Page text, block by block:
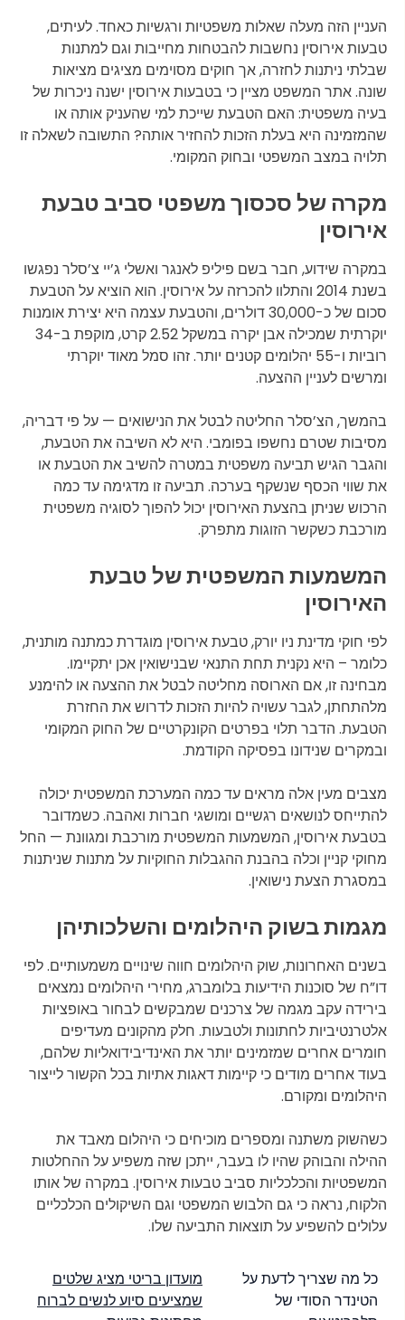
העניין הזה מעלה שאלות משפטיות ורגשיות כאחד. לעיתים,
טבעות אירוסין נחשבות להבטחות מחייבות וגם למתנות
שבלתי ניתנות לחזרה, אך חוקים מסוימים מציגים מציאות
שונה. אתר המשפט מציין כי בטבעות אירוסין ישנה ניכרות של
בעיה משפטית: האם הטבעת שייכת למי שהעניק אותה או
שהמזמינה היא בעלת הזכות להחזיר אותה? התשובה לשאלה זו
תלויה במצב המשפטי ובחוק המקומי.
מקרה של סכסוך משפטי סביב טבעת
אירוסין
במקרה שידוע, חבר בשם פיליפ לאנגר ואשלי ג’יי צ’סלר נפגשו
בשנת 2014 והתלוו להכרזה על אירוסין. הוא הוציא על הטבעת
סכום של כ-30,000 דולרים, והטבעת עצמה היא יצירת אומנות
יוקרתית שמכילה אבן יקרה במשקל 2.52 קרט, מוקפת ב-34
רוביות ו-55 יהלומים קטנים יותר. זהו סמל מאוד יוקרתי
ומרשים לעניין ההצעה.
בהמשך, הצ’סלר החליטה לבטל את הנישואים — על פי דבריה,
מסיבות שטרם נחשפו בפומבי. היא לא השיבה את הטבעת,
והגבר הגיש תביעה משפטית במטרה להשיב את הטבעת או
את שווי הכסף שנשקף בערכה. תביעה זו מדגימה עד כמה
הרכוש שניתן בהצעת האירוסין יכול להפוך לסוגיה משפטית
מורכבת כשקשר הזוגות מתפרק.
המשמעות המשפטית של טבעת
האירוסין
לפי חוקי מדינת ניו יורק, טבעת אירוסין מוגדרת כמתנה מותנית,
כלומר – היא נקנית תחת התנאי שבנישואין אכן יתקיימו.
מבחינה זו, אם הארוסה מחליטה לבטל את ההצעה או להימנע
מלהתחתן, לגבר עשויה להיות הזכות לדרוש את החזרת
הטבעת. הדבר תלוי בפרטים הקונקרטיים של החוק המקומי
ובמקרים שנידונו בפסיקה הקודמת.
מצבים מעין אלה מראים עד כמה המערכת המשפטית יכולה
להתייחס לנושאים רגשיים ומושגי חברות ואהבה. כשמדובר
בטבעת אירוסין, המשמעות המשפטית מורכבת ומגוונת — החל
מחוקי קניין וכלה בהבנת ההגבלות החוקיות על מתנות שניתנות
במסגרת הצעת נישואין.
מגמות בשוק היהלומים והשלכותיהן
בשנים האחרונות, שוק היהלומים חווה שינויים משמעותיים. לפי
דו”ח של סוכנות הידיעות בלומברג, מחירי היהלומים נמצאים
בירידה עקב מגמה של צרכנים שמבקשים לבחור באופציות
אלטרנטיביות לחתונות ולטבעות. חלק מהקונים מעדיפים
חומרים אחרים שמזמינים יותר את האינדיבידואליות שלהם,
בעוד אחרים מודים כי קיימות דאגות אתיות בכל הקשור לייצור
היהלומים ומקורם.
כשהשוק משתנה ומספרים מוכיחים כי היהלום מאבד את
ההילה והבוהק שהיו לו בעבר, ייתכן שזה משפיע על ההחלטות
המשפטיות והכלכליות סביב טבעות אירוסין. במקרה של אותו
הלקוח, נראה כי גם הלבוש המשפטי וגם השיקולים הכלכליים
עלולים להשפיע על תוצאות התביעה שלו.
Post
navigation
כל מה שצריך לדעת על
הטינדר הסודי של
מועדון בריטי מציג שלטים
שמציעים סיוע לנשים לברוח